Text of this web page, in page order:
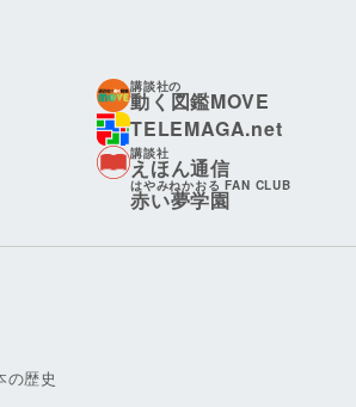
講談社の
動く図鑑MOVE
TELEMAGA.net
講談社
えほん通信
はやみねかおる FAN CLUB
赤い夢学園
の歴史